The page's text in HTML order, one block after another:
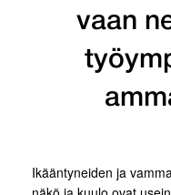
vaan
Ikääntyneiden ja